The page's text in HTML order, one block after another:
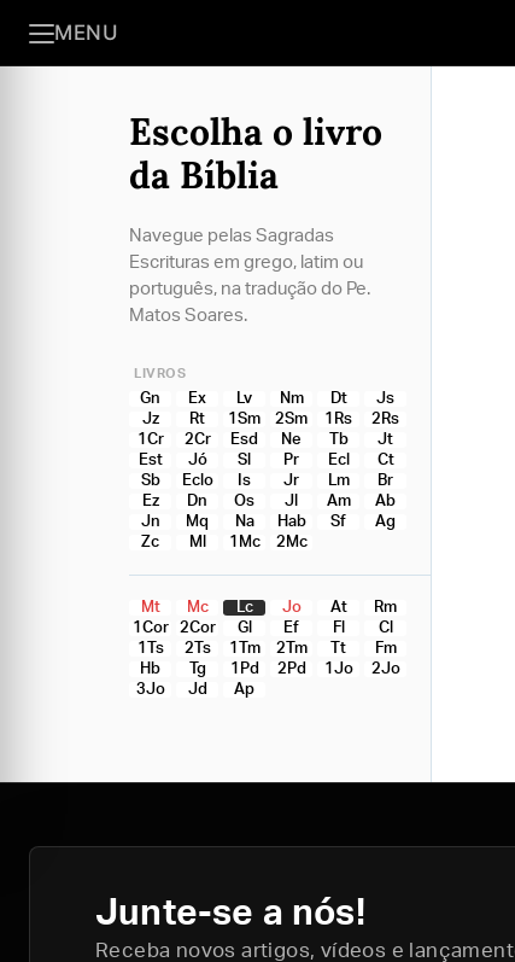
MENU
Escolha o livro
da Bíblia
Navegue pelas Sagradas
Escrituras em grego, latim ou
português, na tradução do Pe.
Matos Soares.
LIVROS
Gn Ex Lv Nm Dt
Js
Jz
Rt 1Sm 2Sm 1Rs
2Rs
1Cr
2Cr Esd Ne Tb
Jt
Est
Jó Sl Pr Ecl
Ct
Sb
Eclo Is Jr Lm
Br
Ez
Dn Os Jl Am
Ab
Jn
Mq Na Hab Sf
Ag
Zc
Ml 1Mc 2Mc
Mt Mc Lc Jo At
Rm
1Cor
2Cor Gl Ef Fl
Cl
1Ts
2Ts 1Tm 2Tm Tt
Fm
Hb
Tg 1Pd 2Pd 1Jo
2Jo
3Jo
Jd Ap
Junte-se a nós!
Receba novos artigos, vídeos e